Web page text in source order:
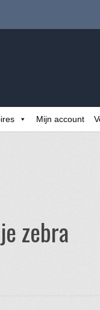
Mijn account
zebra